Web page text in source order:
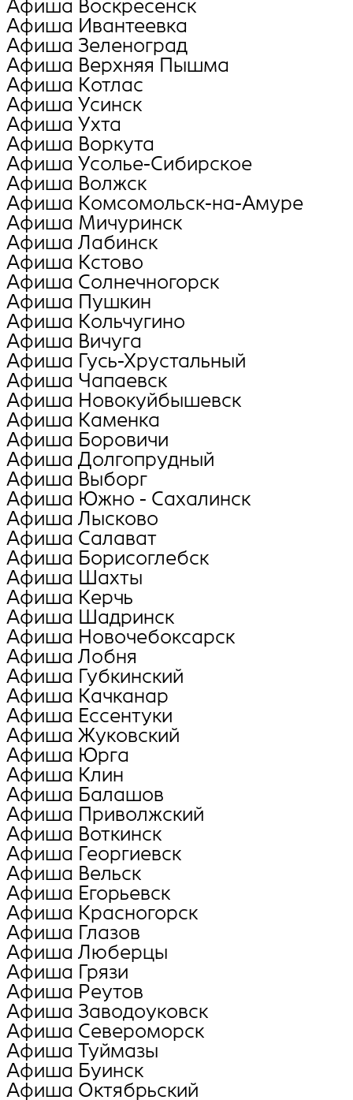
Афиша Воскресенск
Афиша Ивантеевка
Афиша Зеленоград
Афиша Верхняя Пышма
Афиша Котлас
Афиша Усинск
Афиша Ухта
Афиша Воркута
Афиша Усолье-Сибирское
Афиша Волжск
Афиша Комсомольск-на-Амуре
Афиша Мичуринск
Афиша Лабинск
Афиша Кстово
Афиша Солнечногорск
Афиша Пушкин
Афиша Кольчугино
Афиша Вичуга
Афиша Гусь-Хрустальный
Афиша Чапаевск
Афиша Новокуйбышевск
Афиша Каменка
Афиша Боровичи
Афиша Долгопрудный
Афиша Выборг
Афиша Южно - Сахалинск
Афиша Лысково
Афиша Салават
Афиша Борисоглебск
Афиша Шахты
Афиша Керчь
Афиша Шадринск
Афиша Новочебоксарск
Афиша Лобня
Афиша Губкинский
Афиша Качканар
Афиша Ессентуки
Афиша Жуковский
Афиша Юрга
Афиша Клин
Афиша Балашов
Афиша Приволжский
Афиша Воткинск
Афиша Георгиевск
Афиша Вельск
Афиша Егорьевск
Афиша Красногорск
Афиша Глазов
Афиша Люберцы
Афиша Грязи
Афиша Реутов
Афиша Заводоуковск
Афиша Североморск
Афиша Туймазы
Афиша Буинск
Афиша Октябрьский